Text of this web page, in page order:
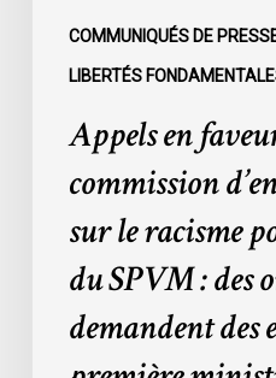
COMMUNIQUÉS DE
LIBERTÉS
SPVM
organisations
explications
Appels en
commission
sur le racisme
du SPVM : des
demandent